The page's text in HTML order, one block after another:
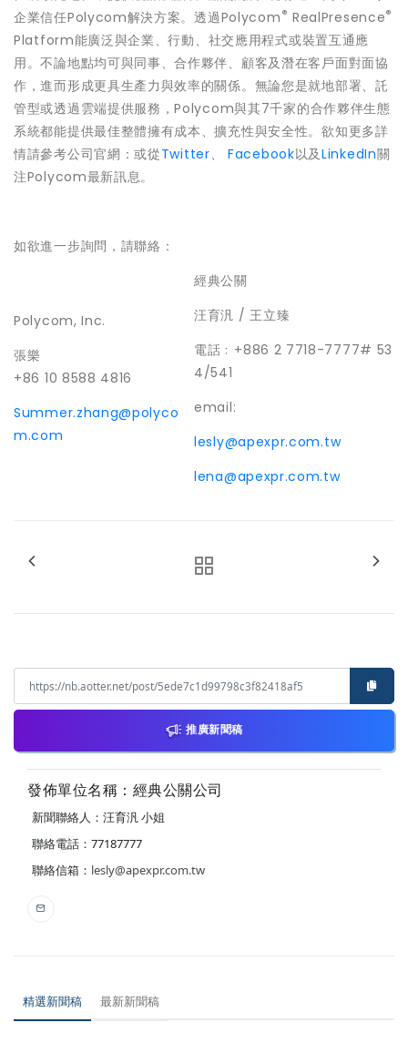
企業信任Polycom解決方案。透過Polycom ® RealPresence®
Platform能廣泛與企業、行動、社交應用程式或裝置互通應
用。不論地點均可與同事、合作夥伴、顧客及潛在客戶面對面協
作，進而形成更具生產力與效率的關係。無論您是就地部署、託
管型或透過雲端提供服務，Polycom與其7千家的合作夥伴生態
系統都能提供最佳整體擁有成本、擴充性與安全性。欲知更多詳
情請參考公司官網：或從Twitter、Facebook以及LinkedIn關
注Polycom最新訊息。
如欲進一步詢問，請聯絡：
Polycom, Inc.
張樂
+86 10 8588 4816
Summer.zhang@polyco
m.com
經典公關
汪育汎 / 王立臻
電話﹕+886 2 7718-7777# 53
4/541
email:
lesly@apexpr.com.tw
lena@apexpr.com.tw
推廣新聞稿
發佈單位名稱：經典公關公司
新聞聯絡人：汪育汎 小姐
聯絡電話：77187777
聯絡信箱： lesly@apexpr.com.tw
精選新聞稿 最新新聞稿